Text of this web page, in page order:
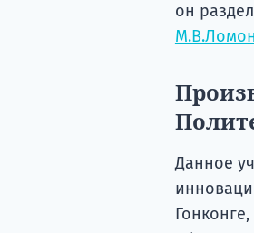
он
Данное